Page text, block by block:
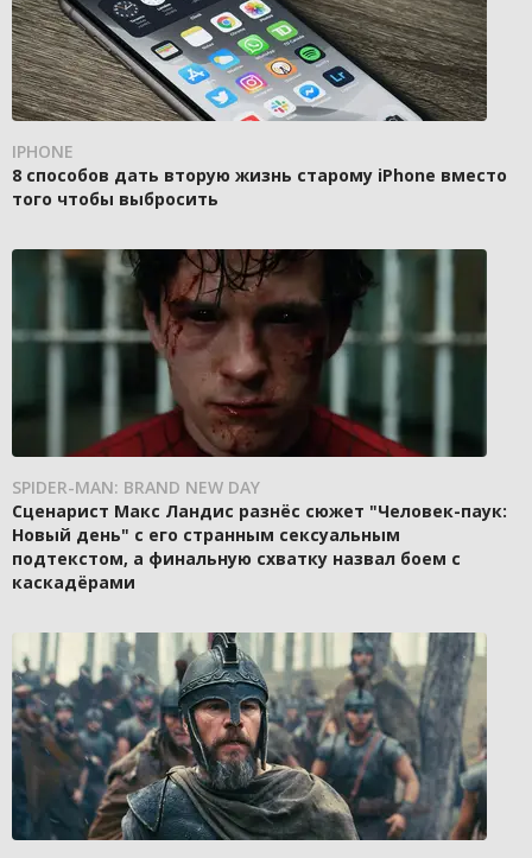
IPHONE
8 способов дать вторую жизнь старому iPhone вместо
того чтобы выбросить
SPIDER-MAN: BRAND NEW DAY
Сценарист Макс Ландис разнёс сюжет "Человек-паук:
Новый день" с его странным сексуальным
подтекстом, а финальную схватку назвал боем с
каскадёрами